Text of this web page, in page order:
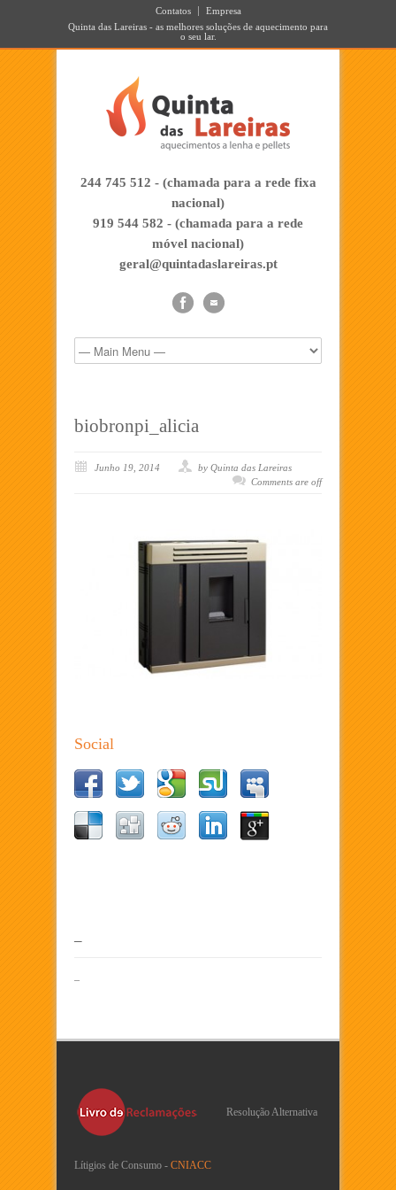
Contatos
Empresa
Quinta das Lareiras - as melhores soluções de aquecimento para
o seu lar.
244 745 512 - (chamada para a rede fixa
nacional)
919 544 582 - (chamada para a rede
móvel nacional)
geral@quintadaslareiras.pt
biobronpi_alicia
Junho 19, 2014
by Quinta das Lareiras
Comments are off
Social
–
–
Resolução Alternativa
Lítigios de Consumo - CNIACC